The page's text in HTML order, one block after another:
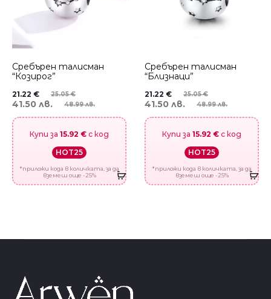
Сребърен талисман
“Козирог”
25.05€
21.22 €
48.99 лв.
41.50 лв.
Купи за 15.92 € с код
HOT25
*приложи кода в количката, за да
вземеш още -25%
Сребърен талисман
“Близнаци”
25.05€
21.22 €
48.99 лв.
41.50 лв.
Купи за 15.92 € с код
HOT25
*приложи кода в количката, за да
вземеш още -25%